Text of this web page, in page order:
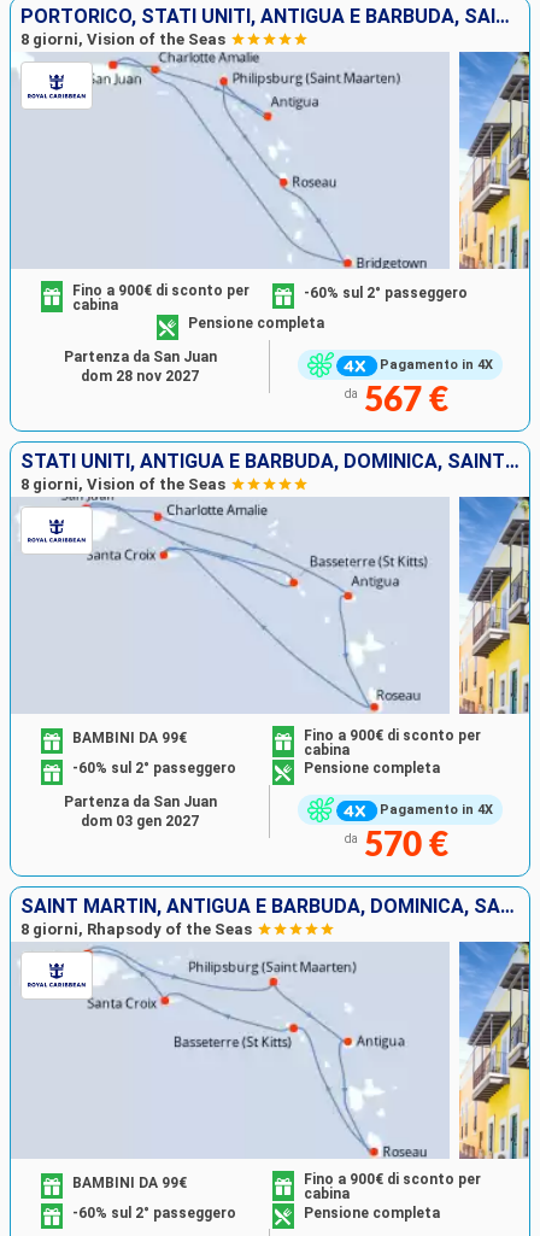
PORTORICO, STATI UNITI, ANTIGUA E BARBUDA, SAINT MARTIN, DOMINICA, BARBADOS
8 giorni, Vision of the Seas
Pagamento in 4X
Fino a 900€ di sconto per
cabina
-60% sul 2° passeggero
Pensione completa
da 567 €
Partenza da San Juan
dom 28 nov 2027
STATI UNITI, ANTIGUA E BARBUDA, DOMINICA, SAINT CROIX, SAN CRISTOFORO E NEVIS, PORTORICO
8 giorni, Vision of the Seas
Pagamento in 4X
BAMBINI DA 99€
Fino a 900€ di sconto per
cabina
-60% sul 2° passeggero
Pensione completa
da 570 €
Partenza da San Juan
dom 03 gen 2027
SAINT MARTIN, ANTIGUA E BARBUDA, DOMINICA, SAN CRISTOFORO E NEVIS, SAINT CROIX, PORTORICO
8 giorni, Rhapsody of the Seas
BAMBINI DA 99€
Fino a 900€ di sconto per
cabina
-60% sul 2° passeggero
Pensione completa